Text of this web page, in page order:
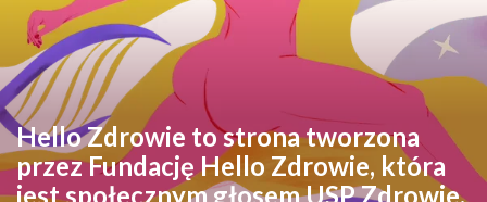
Hello Zdrowie to strona tworzona
przez Fundację Hello Zdrowie, która
jest społecznym głosem USP Zdrowie.